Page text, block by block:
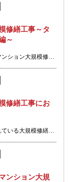
修繕工事～タ
～
山口県宇部市でマンション大規模修繕工事がはじまりました。 北九州市からの施工になりますので山
修繕工事にお
北九州市で行われている大規模修繕工事の下地補修について 写真を元に紹介します。 仮設足
ンション大規